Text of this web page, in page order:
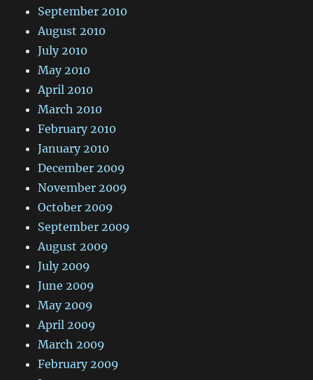
September 2010
August 2010
July 2010
May 2010
April 2010
March 2010
February 2010
January 2010
December 2009
November 2009
October 2009
September 2009
August 2009
July 2009
June 2009
May 2009
April 2009
March 2009
February 2009